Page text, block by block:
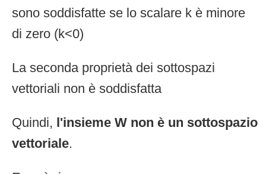
sono soddisfatte se lo scalare k è minore
di zero (k<0)
La seconda proprietà dei sottospazi
vettoriali non è soddisfatta
Quindi, l'insieme W non è un sottospazio
vettoriale.